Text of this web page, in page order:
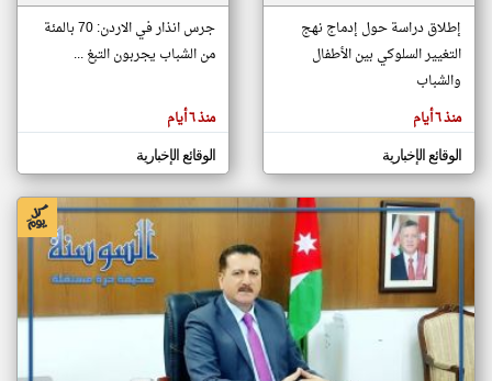
مصادر الأخبار من الاردن
اخبار الاردن على مدار الساعة
أهم اخبار الاردن العاجلة والمباشرة
المقالات
الموجوده
هنا عن
وجهة
نظر
كاتبيها.
إطلاق دراسة حول إدماج نهج
التغيير السلوكي بين الأطفال
والشباب
منذ ٦ أيام
الوقائع الإخبارية
جرس انذار في الاردن: 70 بالمئة
من الشباب يجربون التبغ ...
منذ ٦ أيام
الوقائع الإخبارية
klyoum.com